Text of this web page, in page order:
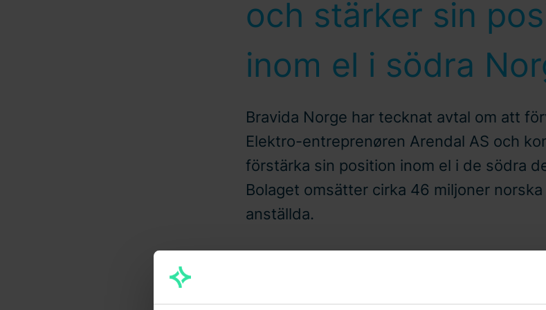
och stärker sin
inom el i södra
Bravida Norge har tecknat avtal om att
Elektro-entreprenøren Arendal AS och
förstärka sin position inom el i de södra
Bolaget omsätter cirka 46 miljoner
anställda.